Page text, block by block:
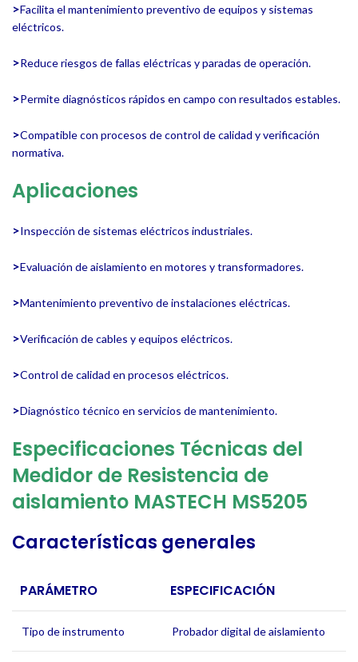
>Facilita el mantenimiento preventivo de equipos y sistemas
eléctricos.
>Reduce riesgos de fallas eléctricas y paradas de operación.
>Permite diagnósticos rápidos en campo con resultados estables.
>Compatible con procesos de control de calidad y verificación
normativa.
Aplicaciones
>Inspección de sistemas eléctricos industriales.
>Evaluación de aislamiento en motores y transformadores.
>Mantenimiento preventivo de instalaciones eléctricas.
>Verificación de cables y equipos eléctricos.
>Control de calidad en procesos eléctricos.
>Diagnóstico técnico en servicios de mantenimiento.
Especificaciones Técnicas del
Medidor de Resistencia de
aislamiento MASTECH MS5205
Características generales
PARÁMETRO ESPECIFICACIÓN
Tipo de instrumento Probador digital de aislamiento